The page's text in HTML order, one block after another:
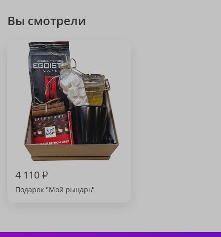
Вы смотрели
4 110₽
Подарок "Мой рыцарь"